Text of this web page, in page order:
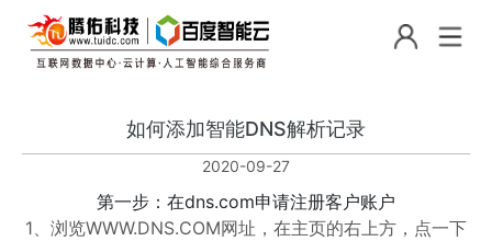
如何添加智能DNS解析记录
2020-09-27
第一步：在dns.com申请注册客户账户
1、浏览WWW.DNS.COM网址，在主页的右上方，点一下